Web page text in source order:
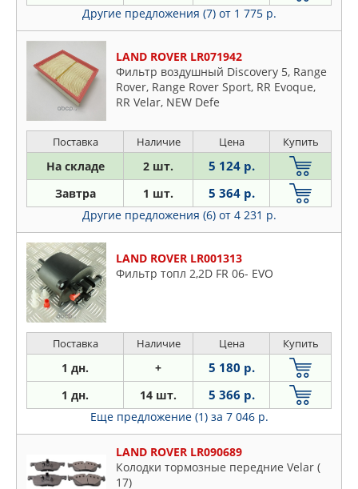
Другие предложения (7) от 1 775 р.
LAND ROVER LR071942
Фильтр воздушный Discovery 5, Range
Rover, Range Rover Sport, RR Evoque,
RR Velar, NEW Defe
Поставка Наличие Цена Купить
На складе 2 шт. 5 124 р.
Завтра 1 шт. 5 364 р.
Другие предложения (6) от 4 231 р.
LAND ROVER LR001313
Фильтр топл 2,2D FR 06- EVO
Поставка Наличие Цена Купить
1 дн. + 5 180 р.
1 дн. 14 шт. 5 366 р.
Еще предложение (1) за 7 046 р.
LAND ROVER LR090689
Колодки тормозные передние Velar (
17)